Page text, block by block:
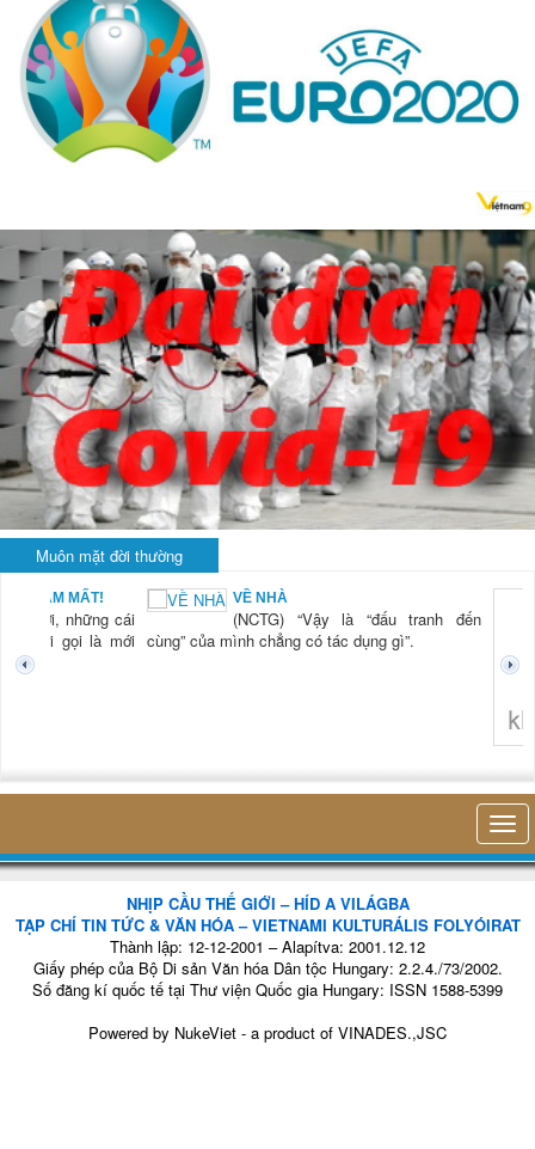
Muôn mặt đời thường
là “đấu tranh đến
tác dụng gì”.
LÀ... RỬA BÁT
(NCTG) “Lần đầu
tiên tôi thấy hơi
trong cái công việc
nhỏ bé đó mà
NHỊP CẦU THẾ GIỚI – HÍD A VILÁGBA
TẠP CHÍ TIN TỨC & VĂN HÓA – VIETNAMI KULTURÁLIS FOLYÓIRAT
Thành lập: 12-12-2001 – Alapítva: 2001.12.12
Giấy phép của Bộ Di sản Văn hóa Dân tộc Hungary: 2.2.4./73/2002.
Số đăng kí quốc tế tại Thư viện Quốc gia Hungary: ISSN 1588-5399
Powered by NukeViet - a product of VINADES.,JSC